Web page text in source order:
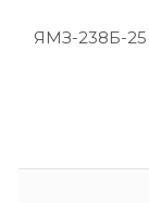
ЯМЗ-238Б-25